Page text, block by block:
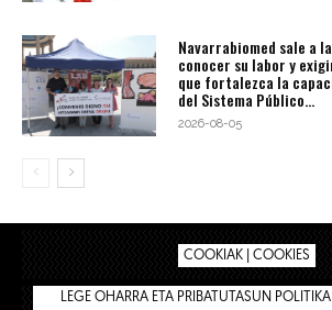
Navarrabiomed sale a
conocer su labor y
que fortalezca la
del Sistema Público...
2026-08-05
COOKIAK | COOKIES
LEGE OHARRA ETA PRIBATUTASUN